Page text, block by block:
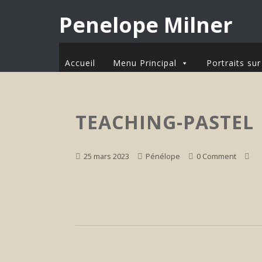
Penelope Milner
Accueil Menu Principal Portraits
TEACHING-PASTEL
25 mars 2023 Pénélope 0 Comment